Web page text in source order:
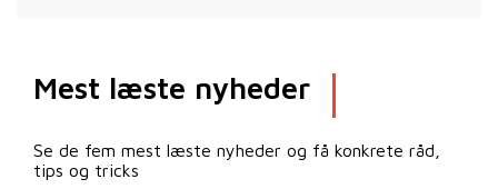
Mest læste nyheder
Se de fem mest læste nyheder og få konkrete råd,
tips og tricks